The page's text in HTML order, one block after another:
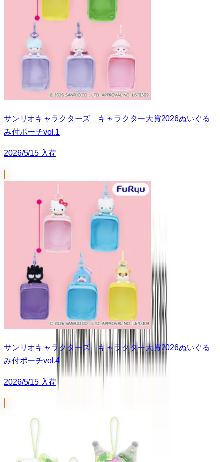
サンリオキャラクターズ キャラクター大賞2026ぬいぐる
み付ポーチvol.1
2026/5/15 入荷
サンリオキャラクターズ キャラクター大賞2026ぬいぐる
み付ポーチvol.4
2026/5/15 入荷